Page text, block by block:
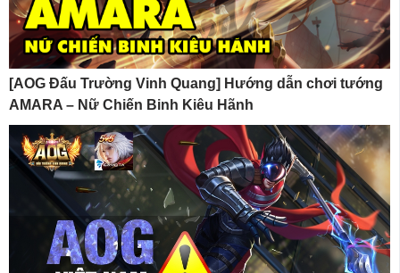
[AOG Đấu Trường Vinh Quang] Hướng dẫn chơi tướng
AMARA – Nữ Chiến Binh Kiêu Hãnh